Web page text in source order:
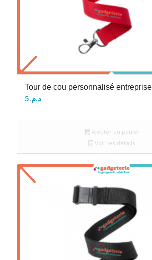
Tour de cou personnalisé entreprise
د.م.5
Ajouter au panier
Voir les détails